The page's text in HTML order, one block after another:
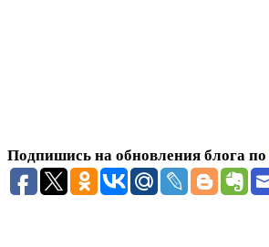
Подпишись на обновления блога по